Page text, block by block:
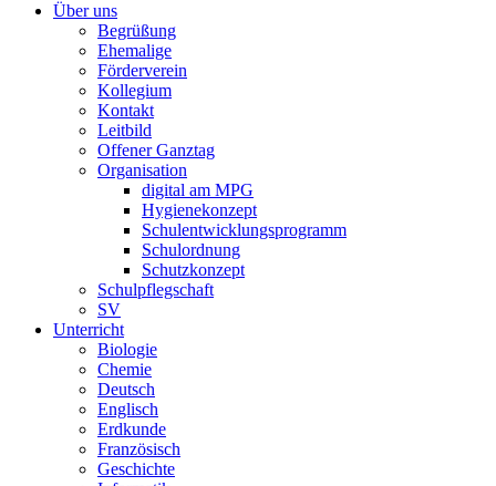
Über uns
Begrüßung
Ehemalige
Förderverein
Kollegium
Kontakt
Leitbild
Offener Ganztag
Organisation
digital am MPG
Hygienekonzept
Schulentwicklungsprogramm
Schulordnung
Schutzkonzept
Schulpflegschaft
SV
Unterricht
Biologie
Chemie
Deutsch
Englisch
Erdkunde
Französisch
Geschichte